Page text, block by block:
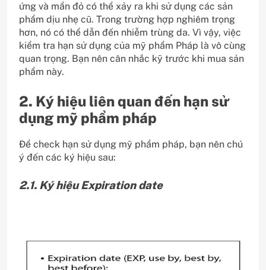
ứng và mẩn đỏ có thể xảy ra khi sử dụng các sản
phẩm dịu nhẹ cũ. Trong trường hợp nghiêm trọng
hơn, nó có thể dẫn đến nhiễm trùng da. Vì vậy, việc
kiểm tra hạn sử dụng của mỹ phẩm Pháp là vô cùng
quan trọng. Bạn nên cân nhắc kỹ trước khi mua sản
phẩm này.
2. Ký hiệu liên quan đến hạn sử
dụng mỹ phẩm pháp
Để check hạn sử dụng mỹ phẩm pháp, bạn nên chú
ý đến các ký hiệu sau:
2.1. Ký hiệu Expiration date